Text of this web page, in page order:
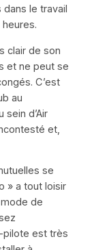
le travail
clair de son
et ne peut se
C’est
au
d’Air
et,
se
»a tout loisir
de
pilote est très